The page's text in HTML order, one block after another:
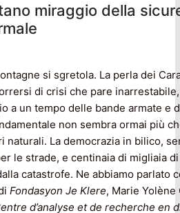
miraggio della
si sgretola. La perla dei
di crisi che pare
a un tempo delle bande armate e
non sembra ormai più
naturali. La democrazia in bilico,
le strade, e centinaia di migliaia
catastrofe. Ne abbiamo parlato
Fondasyon Je Klere, Marie Yolène
d’analyse et de recherche en